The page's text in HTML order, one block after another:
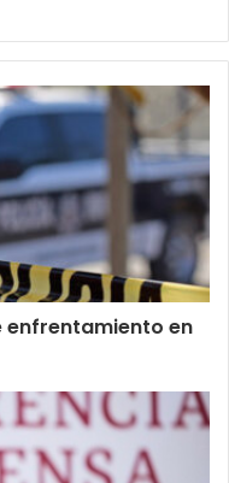
enfrentamiento en